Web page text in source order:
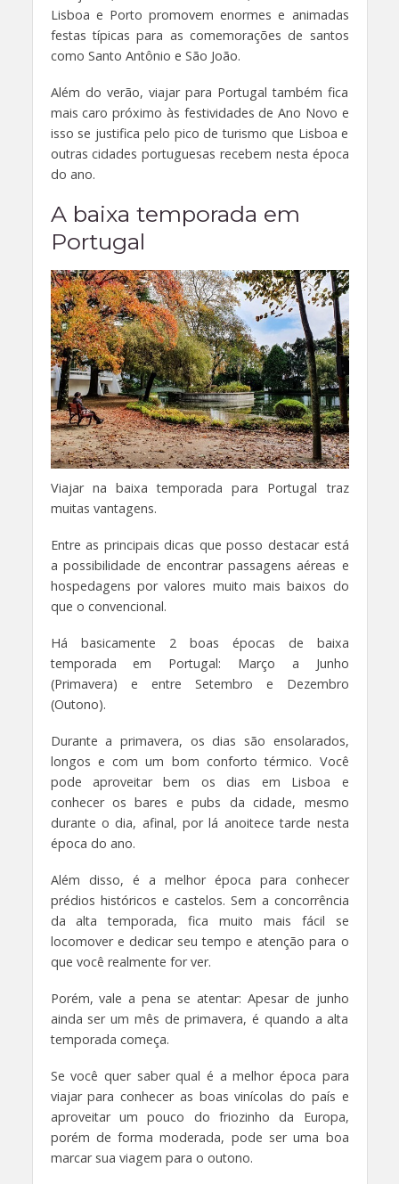
Lisboa e Porto promovem enormes e animadas
festas típicas para as comemorações de santos
como Santo Antônio e São João.
Além do verão, viajar para Portugal também fica
mais caro próximo às festividades de Ano Novo e
isso se justifica pelo pico de turismo que Lisboa e
outras cidades portuguesas recebem nesta época
do ano.
A baixa temporada em
Portugal
Viajar na baixa temporada para Portugal traz
muitas vantagens.
Entre as principais dicas que posso destacar está
a possibilidade de encontrar passagens aéreas e
hospedagens por valores muito mais baixos do
que o convencional.
Há basicamente 2 boas épocas de baixa
temporada em Portugal: Março a Junho
(Primavera) e entre Setembro e Dezembro
(Outono).
Durante a primavera, os dias são ensolarados,
longos e com um bom conforto térmico. Você
pode aproveitar bem os dias em Lisboa e
conhecer os bares e pubs da cidade, mesmo
durante o dia, afinal, por lá anoitece tarde nesta
época do ano.
Além disso, é a melhor época para conhecer
prédios históricos e castelos. Sem a concorrência
da alta temporada, fica muito mais fácil se
locomover e dedicar seu tempo e atenção para o
que você realmente for ver.
Porém, vale a pena se atentar: Apesar de junho
ainda ser um mês de primavera, é quando a alta
temporada começa.
Se você quer saber qual é a melhor época para
viajar para conhecer as boas vinícolas do país e
aproveitar um pouco do friozinho da Europa,
porém de forma moderada, pode ser uma boa
marcar sua viagem para o outono.